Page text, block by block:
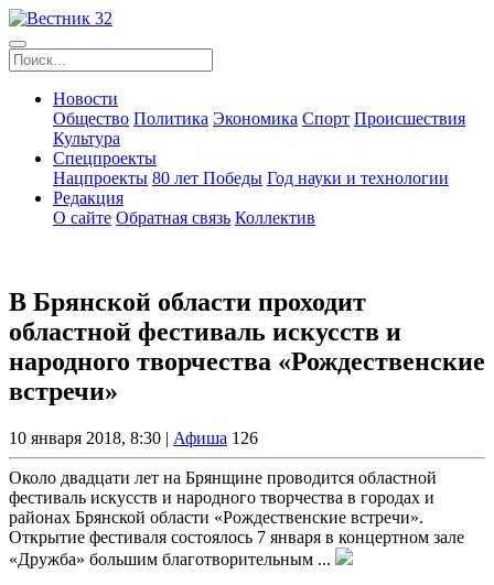
Новости
Общество Политика Экономика Спорт Происшествия
Культура
Спецпроекты
Нацпроекты 80 лет Победы Год науки и технологии
Редакция
О сайте Обратная связь Коллектив
В Брянской области проходит
областной фестиваль искусств и
народного творчества «Рождественские
встречи»
10 января 2018, 8:30 | Афиша 126
Около двадцати лет на Брянщине проводится областной
фестиваль искусств и народного творчества в городах и
районах Брянской области «Рождественские встречи».
Открытие фестиваля состоялось 7 января в концертном зале
«Дружба» большим благотворительным ...